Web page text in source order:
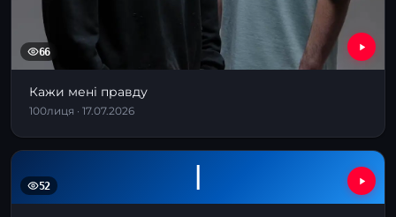
66
Кажи мені правду
100лиця · 17.07.2026
І
52